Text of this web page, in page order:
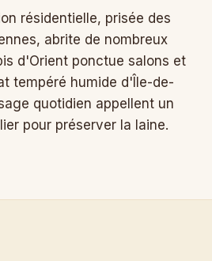
résidentielle, prisée des
abrite de nombreux
d'Orient ponctue salons et
tempéré humide d'Île-de-
quotidien appellent un
pour préserver la laine.